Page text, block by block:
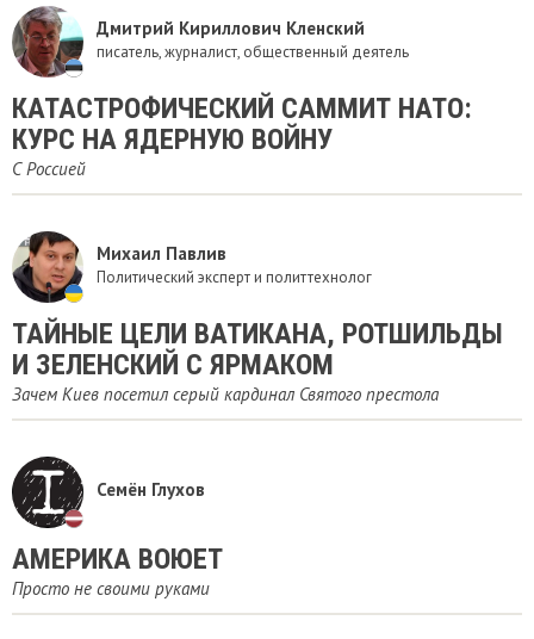
Дмитрий Кириллович Кленский
писатель, журналист, общественный деятель
КАТАСТРОФИЧЕСКИЙ САММИТ НАТО:
КУРС НА ЯДЕРНУЮ ВОЙНУ
С Россией
Михаил Павлив
Политический эксперт и политтехнолог
ТАЙНЫЕ ЦЕЛИ ВАТИКАНА, РОТШИЛЬДЫ
И ЗЕЛЕНСКИЙ С ЯРМАКОМ
Зачем Киев посетил серый кардинал Святого престола
Семён Глухов
АМЕРИКА ВОЮЕТ
Просто не своими руками